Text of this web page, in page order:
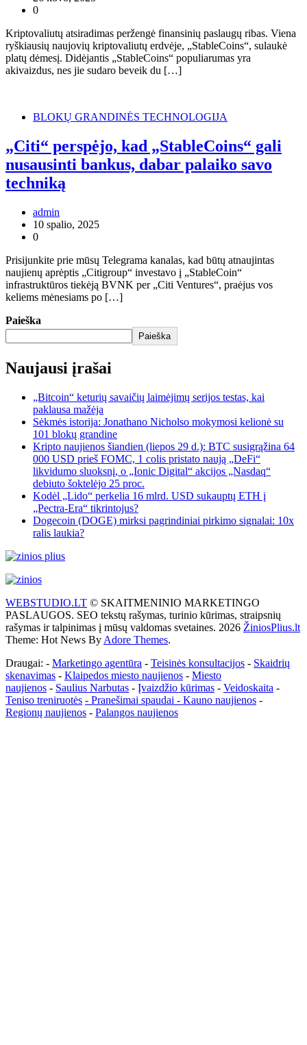
0
Kriptovaliutų atsiradimas peržengė finansinių paslaugų ribas. Viena
ryškiausių naujovių kriptovaliutų erdvėje, „StableCoins“, sulaukė
platų dėmesį. Didėjantis „StableCoins“ populiarumas yra
akivaizdus, ​​nes jie sudaro beveik du […]
BLOKŲ GRANDINĖS TECHNOLOGIJA
„Citi“ perspėjo, kad „StableCoins“ gali
nusausinti bankus, dabar palaiko savo
techniką
admin
10 spalio, 2025
0
Prisijunkite prie mūsų Telegrama kanalas, kad būtų atnaujintas
naujienų aprėptis „Citigroup“ investavo į „StableCoin“
infrastruktūros tiekėją BVNK per „Citi Ventures“, praėjus vos
keliems mėnesiams po […]
Paieška
Paieška
Naujausi įrašai
„Bitcoin“ keturių savaičių laimėjimų serijos testas, kai
paklausa mažėja
Sėkmės istorija: Jonathano Nicholso mokymosi kelionė su
101 blokų grandine
Kripto naujienos šiandien (liepos 29 d.): BTC susigrąžina 64
000 USD prieš FOMC, 1 colis pristato naują „DeFi“
likvidumo sluoksnį, o „Ionic Digital“ akcijos „Nasdaq“
debiuto šoktelėjo 25 proc.
Kodėl „Lido“ perkelia 16 mlrd. USD sukauptų ETH į
„Pectra-Era“ tikrintojus?
Dogecoin (DOGE) mirksi pagrindiniai pirkimo signalai: 10x
ralis laukia?
WEBSTUDIO.LT © SKAITMENINIO MARKETINGO
PASLAUGOS. SEO tekstų rašymas, turinio kūrimas, straipsnių
rašymas ir talpinimas į mūsų valdomas svetaines. 2026 ŽiniosPlius.lt
Theme: Hot News By Adore Themes.
Draugai: - Marketingo agentūra - Teisinės konsultacijos - Skaidrių
skenavimas - Klaipedos miesto naujienos - Miesto
naujienos - Saulius Narbutas - Įvaizdžio kūrimas - Veidoskaita -
Teniso treniruotės - Pranešimai spaudai - Kauno naujienos -
Regionų naujienos - Palangos naujienos